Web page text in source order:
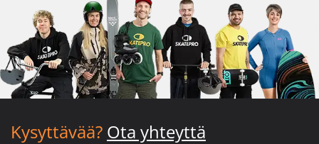
Kysyttävää? Ota yhteyttä